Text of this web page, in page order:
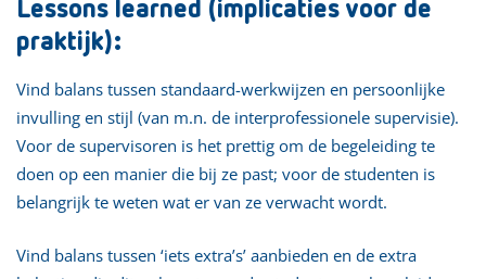
Lessons learned (implicaties voor de
praktijk):
Vind balans tussen standaard-werkwijzen en persoonlijke
invulling en stijl (van m.n. de interprofessionele supervisie).
Voor de supervisoren is het prettig om de begeleiding te
doen op een manier die bij ze past; voor de studenten is
belangrijk te weten wat er van ze verwacht wordt.
Vind balans tussen ‘iets extra’s’ aanbieden en de extra